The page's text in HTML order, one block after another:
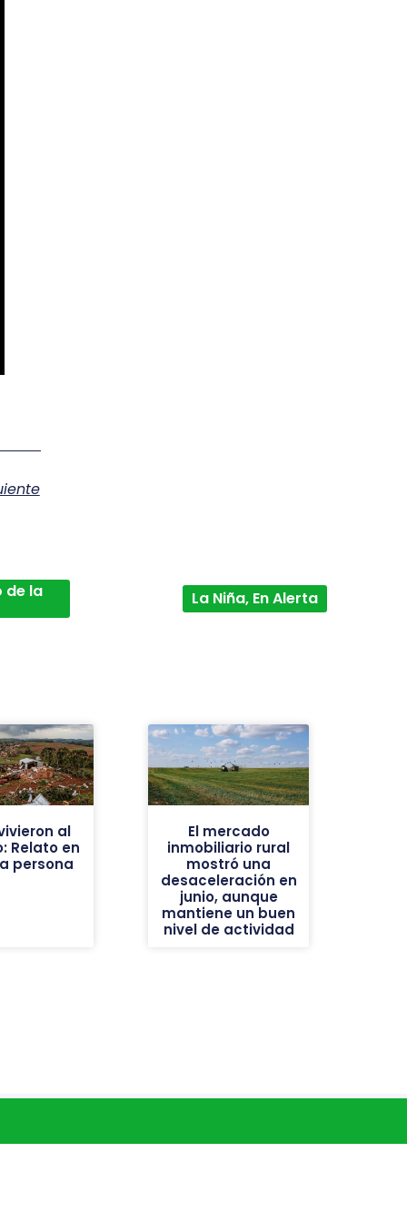
de la La Niña, En Alerta
al
Relato en
persona
El mercado
inmobiliario rural
mostró una
desaceleración en
junio, aunque
mantiene un buen
nivel de actividad